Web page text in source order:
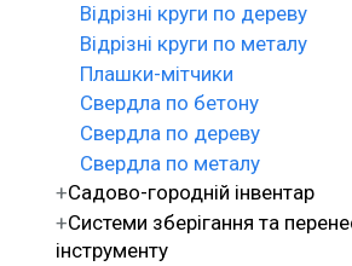
Відрізні круги по дереву
Відрізні круги по металу
Плашки-мітчики
Свердла по бетону
Свердла по дереву
Свердла по металу
Садово-городній інвентар
Системи зберігання та
інструменту